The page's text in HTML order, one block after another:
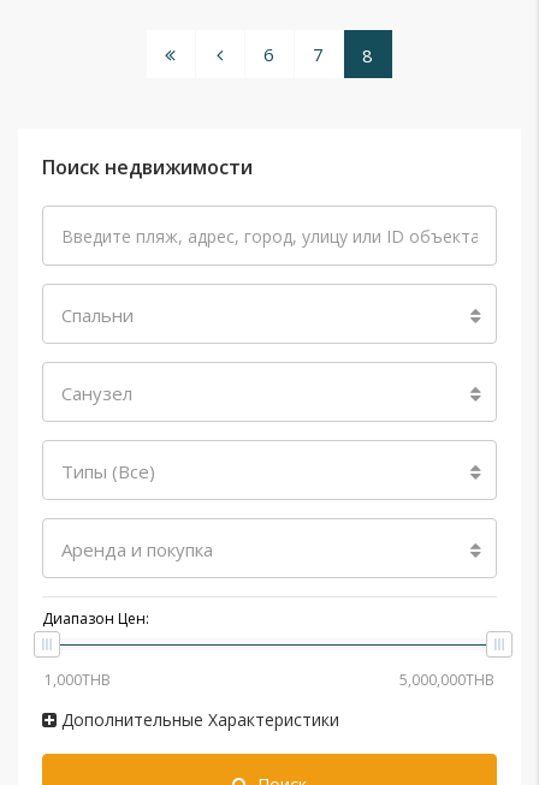
6 7 8
Поиск недвижимости
Спальни
Санузел
Типы (Все)
Аренда и покупка
Диапазон Цен:
Дополнительные Характеристики